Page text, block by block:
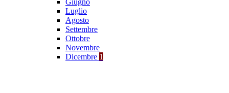
Giugno
Luglio
Agosto
Settembre
Ottobre
Novembre
Dicembre 1